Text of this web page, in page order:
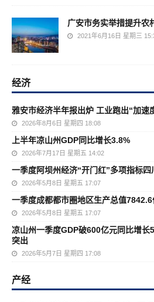
广安市务实举措提升农
2021年6月16日 星期三
经济
雅安市经济半年报出炉 工业跑出“加速
2026年8月6日 星期四 18:08
上半年凉山州GDP同比增长3.8%
2026年7月17日 星期五 14:02
一季度阿坝州经济“开门红”多项指标四
2026年5月8日 星期五 17:07
一季度成都都市圈地区生产总值
2026年5月8日 星期五 17:07
凉山州一季度GDP破600亿元同比增长
突出
2026年5月7日 星期四 17:08
产经